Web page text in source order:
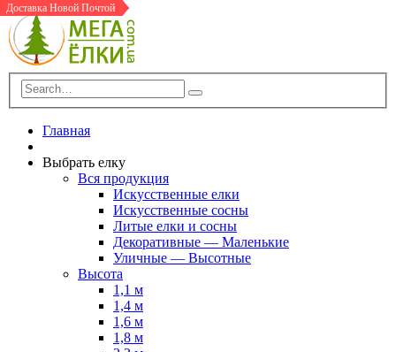
Главная
Выбрать елку
Вся продукция
Искусственные елки
Искусственные сосны
Литые елки и сосны
Декоративные — Маленькие
Уличные — Высотные
Высота
1,1 м
1,4 м
1,6 м
1,8 м
Доставка Новой Почтой
Доставка Новой Почтой
В Шоу-Руме
Доставка Новой Почтой
Доставка Новой Почтой
В Шоу-Руме
Доставка Новой Почтой